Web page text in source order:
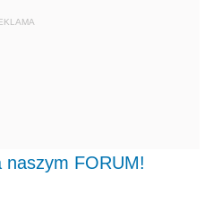
naszym FORUM!